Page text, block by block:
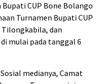
CUP Bone Bolango
Turnamen Bupati CUP
dan
mulai pada tanggal 6
medianya, Camat